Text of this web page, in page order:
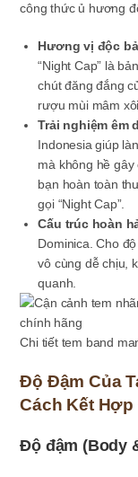
công thức ủ hương
Hương vị độc
“Night Cap” là
chút đăng đắng
rượu mùi mâm
Trải nghiệm êm
Indonesia giúp
mà không hề
bạn hoàn toàn
gọi “Night Cap”.
Cấu trúc hoàn
Dominica. Cho
vô cùng dễ chịu,
quanh.
Chi tiết tem band
Độ Đậm Của
Cách Kết
Độ đậm (Body